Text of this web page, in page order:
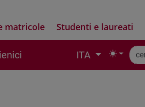
matricole Studenti e laureati
ITA